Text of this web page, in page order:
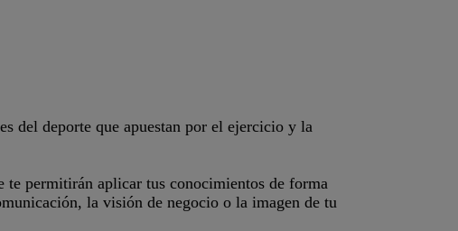
del deporte que apuestan por el ejercicio y la
te permitirán aplicar tus conocimientos de forma
la visión de negocio o la imagen de tu